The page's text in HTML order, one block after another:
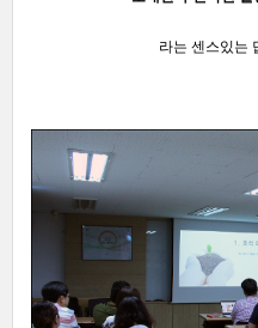
라는 센스있는